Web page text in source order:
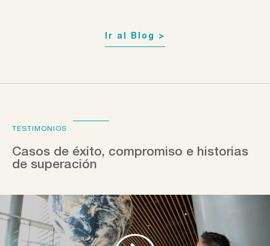
Ir al Blog >
TESTIMONIOS
Casos de éxito, compromiso e historias
de superación